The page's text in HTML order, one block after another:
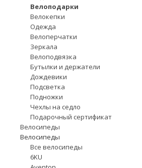
Велоподарки
Велокепки
Одежда
Велоперчатки
Зеркала
Велоподвязка
Бутылки и держатели
Дождевики
Подсветка
Подножки
Чехлы на седло
Подарочный сертификат
Велосипеды
Велосипеды
Все велосипеды
6KU